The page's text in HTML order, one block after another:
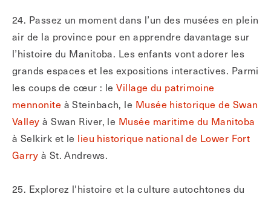
24. Passez un moment dans l’un des musées en plein
air de la province pour en apprendre davantage sur
l’histoire du Manitoba. Les enfants vont adorer les
grands espaces et les expositions interactives. Parmi
les coups de cœur : leVillage du patrimoine
mennonite à Steinbach, le Musée historique de Swan
Valley à Swan River, le Musée maritime du Manitoba
à Selkirk et le lieu historique national de Lower Fort
Garry à St. Andrews.
25. Explorez l'histoire et la culture autochtones du